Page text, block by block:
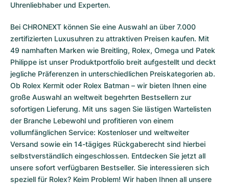
Uhrenliebhaber und Experten.
Bei CHRONEXT können Sie eine Auswahl an über 7.000
zertifizierten Luxusuhren zu attraktiven Preisen kaufen. Mit
49 namhaften Marken wie Breitling, Rolex, Omega und Patek
Philippe ist unser Produktportfolio breit aufgestellt und deckt
jegliche Präferenzen in unterschiedlichen Preiskategorien ab.
Ob Rolex Kermit oder Rolex Batman – wir bieten Ihnen eine
große Auswahl an weltweit begehrten Bestsellern zur
sofortigen Lieferung. Mit uns sagen Sie lästigen Wartelisten
der Branche Lebewohl und profitieren von einem
vollumfänglichen Service: Kostenloser und weltweiter
Versand sowie ein 14-tägiges Rückgaberecht sind hierbei
selbstverständlich eingeschlossen. Entdecken Sie jetzt all
unsere sofort verfügbaren Bestseller. Sie interessieren sich
speziell für Rolex? Keim Problem! Wir haben Ihnen all unsere